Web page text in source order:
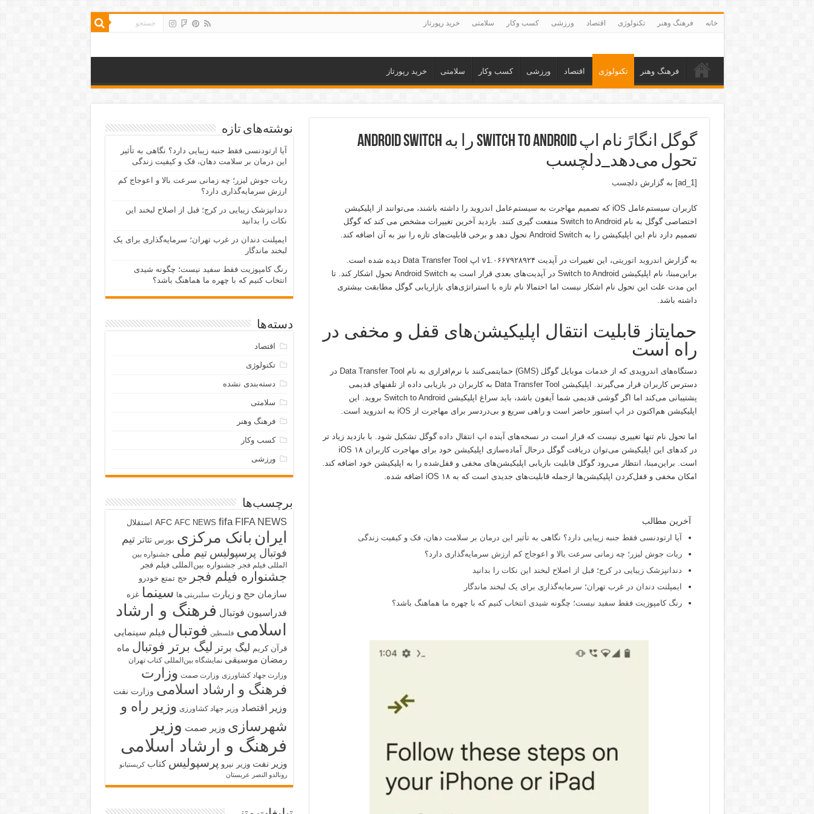
خانه فرهنگ وهنر تکنولوژی اقتصاد ورزشی کسب وکار سلامتی خرید رپورتاز
فرهنگ وهنر تکنولوژی اقتصاد ورزشی کسب وکار سلامتی خرید رپورتاز
گوگل انگارً نام اپ Switch to Android را به Android Switch
تحول می‌دهد_دلچسب
[ad_1] به گزارش دلچسب
کاربران سیستم‌عامل iOS که تصمیم مهاجرت به سیستم‌عامل اندروید را داشته باشند، می‌توانند از اپلیکیشن
اختصاصی گوگل به نام Switch to Android منفعت گیری کنند. بازدید آخرین تغییرات مشخص می کند که گوگل
تصمیم دارد نام این اپلیکیشن را به Android Switch تحول دهد و برخی قابلیت‌های تازه را نیز به آن اضافه کند.
به گزارش اندروید اتوریتی
، این تغییرات در آپدیت v1.۰۶۶۷۹۲۸۹۲۴ اپ Data Transfer Tool دیده شده‌ است.
براین‌مبنا، نام اپلیکیشن Switch to Android در آپدیت‌های بعدی قرار است به Android Switch تحول اشکار کند. تا
این مدت علت این تحول نام اشکار نیست اما احتمالا نام تازه با استراتژی‌های بازاریابی گوگل مطابقت بیشتری
داشته باشد.
حمایتاز قابلیت انتقال اپلیکیشن‌های قفل و مخفی در
راه است
دستگاه‌های اندرویدی که از خدمات موبایل گوگل (GMS) حمایتمی‌کنند با نرم‌افزاری به نام Data Transfer Tool در
دسترس کاربران قرار می‌گیرند. اپلیکیشن Data Transfer Tool به کاربران در بازیابی داده از تلفنهای قدیمی
پشتیبانی می‌کند اما اگر گوشی قدیمی شما آیفون باشد، باید سراغ اپلیکیشن Switch to Android بروید. این
اپلیکیشن هم‌اکنون در اپ استور حاضر است و راهی سریع و بی‌دردسر برای مهاجرت از iOS به اندروید است.
اما تحول نام تنها تغییری نیست که قرار است در نسخه‌های آینده اپ انتقال داده گوگل تشکیل شود. با بازدید زیاد تر
در کدهای این اپلیکیشن می‌توان دریافت گوگل درحال آماده‌سازی اپلیکیشن خود برای مهاجرت کاربران iOS ۱۸
است. براین‌مبنا، انتظار می‌رود گوگل قابلیت بازیابی اپلیکیشن‌های مخفی و قفل‌شده را به اپلیکیشن خود اضافه کند.
امکان مخفی و قفل‌کردن اپلیکیشن‌ها ازجمله قابلیت‌های جدیدی است که به iOS ۱۸ اضافه شده.
آخرین مطالب
آیا ارتودنسی فقط جنبه زیبایی دارد؟ نگاهی به تأثیر این درمان بر سلامت دهان، فک و کیفیت زندگی
ربات جوش لیزر؛ چه زمانی سرعت بالا و اعوجاج کم ارزش سرمایه‌گذاری دارد؟
دندانپزشک زیبایی در کرج؛ قبل از اصلاح لبخند این نکات را بدانید
ایمپلنت دندان در غرب تهران؛ سرمایه‌گذاری برای یک لبخند ماندگار
رنگ کامپوزیت فقط سفید نیست؛ چگونه شیدی انتخاب کنیم که با چهره ما هماهنگ باشد؟
نوشته‌های تازه
آیا ارتودنسی فقط جنبه زیبایی دارد؟ نگاهی به تأثیر
این درمان بر سلامت دهان، فک و کیفیت زندگی
ربات جوش لیزر؛ چه زمانی سرعت بالا و اعوجاج کم
ارزش سرمایه‌گذاری دارد؟
دندانپزشک زیبایی در کرج؛ قبل از اصلاح لبخند این
نکات را بدانید
ایمپلنت دندان در غرب تهران؛ سرمایه‌گذاری برای یک
لبخند ماندگار
رنگ کامپوزیت فقط سفید نیست؛ چگونه شیدی
انتخاب کنیم که با چهره ما هماهنگ باشد؟
دسته‌ها
اقتصاد
تکنولوژی
دسته‌بندی نشده
سلامتی
فرهنگ وهنر
کسب وکار
ورزشی
برچسب‌ها
AFC AFC NEWS fifa FIFA NEWS استقلال
ایران بانک مرکزی بورس تئاتر تیم
فوتبال پرسپولیس تیم ملی جشنواره بین
المللی فیلم فجر جشنواره بین‌المللی فیلم فجر
جشنواره فیلم فجر حج تمتع خودرو
سازمان حج و زیارت سلبریتی ها سینما غزه
فدراسیون فوتبال فرهنگ و ارشاد
اسلامی فلسطین فوتبال فیلم سینمایی
قرآن کریم لیگ برتر لیگ برتر فوتبال ماه
رمضان موسیقی نمایشگاه بین‌المللی کتاب تهران
وزارت جهاد کشاورزی وزارت صمت وزارت
فرهنگ و ارشاد اسلامی وزارت نفت
وزیر اقتصاد وزیر جهاد کشاورزی وزیر راه و
شهرسازی وزیر صمت وزیر
فرهنگ و ارشاد اسلامی
وزیر نفت وزیر نیرو پرسپولیس کتاب کریستیانو
رونالدو النصر عربستان